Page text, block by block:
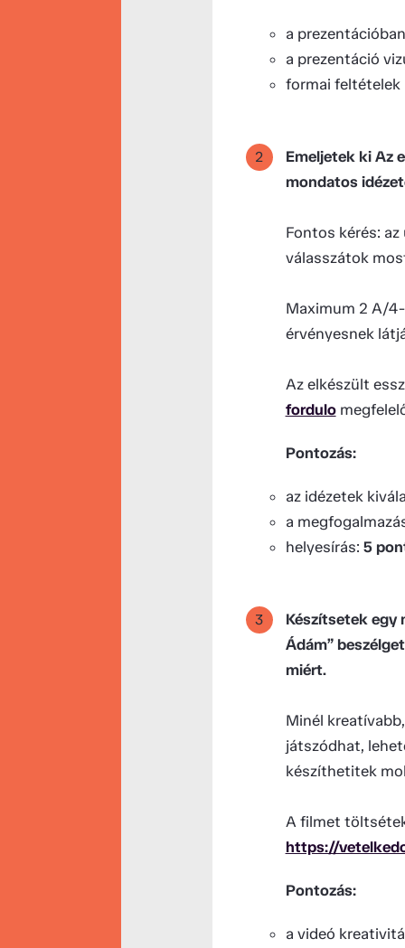
a
a prezentáció
formai feltételek
Emeljetek ki Az
mondatos
Fontos kérés:
válasszátok
Maximum 2 A/
érvényesnek
Az elkészült
fordulo
Pontozás:
az idézetek
a
helyesírás: 5
Készítsetek egy
Ádám”
miért.
Minél
játszódhat,
készíthetitek
A filmet
https://
Pontozás:
a videó